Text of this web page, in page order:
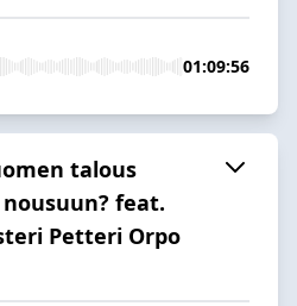
01:09:56
talous
feat.
Petteri Orpo